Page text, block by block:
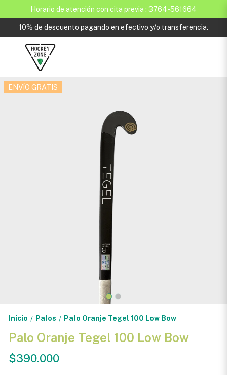
Horario de atención con cita previa : 3764-561664
10% de descuento pagando en efectivo y/o transferencia.
ENVÍO GRATIS
Inicio / Palos / Palo Oranje Tegel 100 Low Bow
Palo Oranje Tegel 100 Low Bow
$390.000